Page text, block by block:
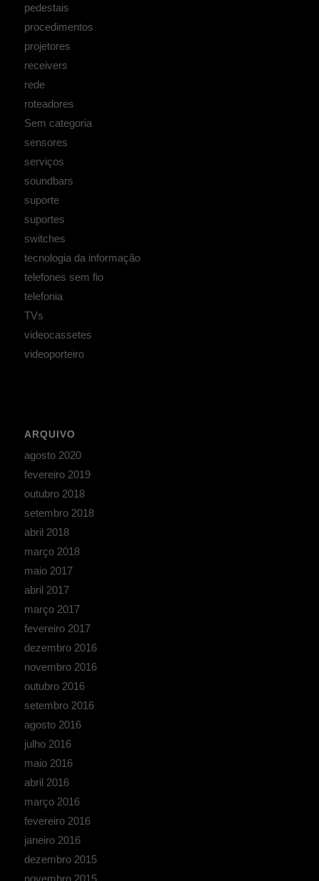
pedestais
procedimentos
projetores
receivers
rede
roteadores
Sem categoria
sensores
serviços
soundbars
suporte
suportes
switches
tecnologia da informação
telefones sem fio
telefonia
TVs
videocassetes
videoporteiro
ARQUIVO
agosto 2020
fevereiro 2019
outubro 2018
setembro 2018
abril 2018
março 2018
maio 2017
abril 2017
março 2017
fevereiro 2017
dezembro 2016
novembro 2016
outubro 2016
setembro 2016
agosto 2016
julho 2016
maio 2016
abril 2016
março 2016
fevereiro 2016
janeiro 2016
dezembro 2015
novembro 2015